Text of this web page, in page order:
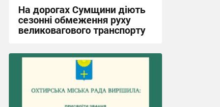
На дорогах Сумщини діють
сезонні обмеження руху
великовагового транспорту